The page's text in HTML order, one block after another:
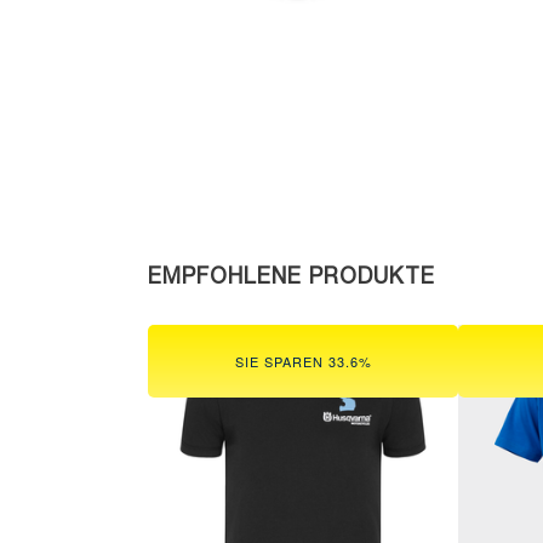
EMPFOHLENE PRODUKTE
SIE SPAREN 33.6%